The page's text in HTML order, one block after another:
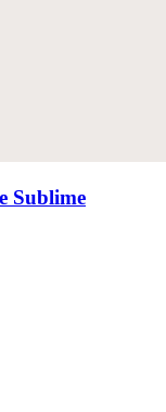
Sublime